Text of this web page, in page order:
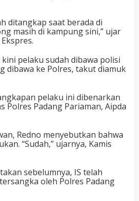
ditangkap saat berada di
masih di kampung sini,” ujar
pelaku sudah dibawa polisi
dibawa ke Polres, takut diamuk
pelaku ini dibenarkan
Polres Padang Pariaman, Aipda
Redno menyebutkan bahwa
“Sudah,” ujarnya, Kamis
sebelumnya, IS telah
oleh Polres Padang